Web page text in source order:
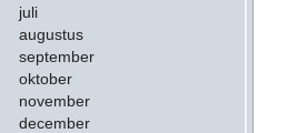
juli
augustus
september
oktober
november
december